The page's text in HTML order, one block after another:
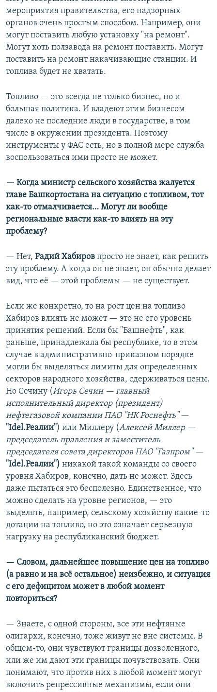
мероприятия правительства, его надзорных
органов очень простым способом. Например, они
могут поставить любую установку "на ремонт".
Могут хоть ползавода на ремонт поставить. Могут
поставить на ремонт накачивающие станции. И
топлива будет не хватать.
Топливо — это всегда не только бизнес, но и
большая политика. И владеют этим бизнесом
далеко не последние люди в государстве, в том
числе в окружении президента. Поэтому
инструменты у ФАС есть, но в полной мере служба
воспользоваться ими просто не может.
— Когда министр сельского хозяйства жалуется
главе Башкортостана на ситуацию с топливом, тот
как-то отмалчивается… Могут ли вообще
региональные власти как-то влиять на эту
проблему?
— Нет, Радий Хабиров просто не знает, как решить
эту проблему. А когда он не знает, он обычно делает
вид, что её — этой проблемы — не существует.
Если же конкретно, то на рост цен на топливо
Хабиров влиять не может — это не его уровень
принятия решений. Если бы "Башнефть", как
раньше, принадлежала бы республике, то в этом
случае в административно-приказном порядке
могли бы выделяться лимиты для определенных
секторов народного хозяйства, сдерживаться цены.
Но Сечину (Игорь Сечин — главный
исполнительный директор (президент)
нефтегазовой компании ПАО "НК Роснефть"—
"Idel.Реалии") или Миллеру (Алексей Миллер —
председатель правления и заместитель
председателя совета директоров ПАО "Газпром" —
"Idel.Реалии") никакой такой команды со своего
уровня Хабиров, конечно, дать не может. Здесь
даже пытаться это бесполезно. Единственное, что
можно сделать на уровне регионов, — это
выделять, например, сельскому хозяйству какие-то
дотации на топливо, но это означает серьезную
нагрузку на республиканский бюджет.
— Словом, дальнейшее повышение цен на топливо
(а равно и на всё остальное) неизбежно, и ситуация
с его дефицитом может в любой момент
повториться?
— Знаете, с одной стороны, все эти нефтяные
олигархи, конечно, тоже живут не вне системы. В
общем-то, они чувствуют границы дозволенного,
или же им дают эти границы почувствовать. Они
понимают, что против них в любой момент могут
включить репрессивные механизмы, если они